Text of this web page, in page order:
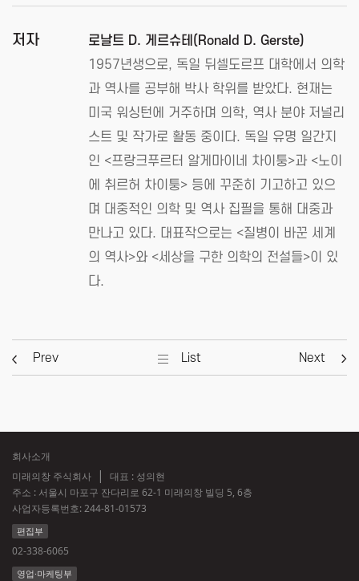
저자
로날트 D. 게르슈테(Ronald D. Gerste)
1957년생으로, 독일 뒤셀도르프 대학에서 의학
과 역사를 공부해 박사 학위를 받았다. 현재는
미국 워싱턴에 거주하며 의학, 역사 분야 저널리
스트 및 작가로 활동 중이다. 독일 유명 일간지
인 <프랑크푸르터 알게마이네 차이퉁>과 <노이
에 취르허 차이퉁> 등에 꾸준히 기고하고 있으
며 대중적인 의학 및 역사 집필을 통해 대중과
만나고 있다. 대표작으로는 <질병이 바꾼 세계
의 역사>와 <세상을 구한 의학의 전설들>이 있
다.
Prev List Next
회사소개
미래의창 주식회사
대표 : 성의현
주소 : 서울시 마포구 잔다리로 62-1 미래의창 빌딩 5, 6층
사업자등록번호:244-81-01573
편집부
02-338-6065
영업·마케팅부